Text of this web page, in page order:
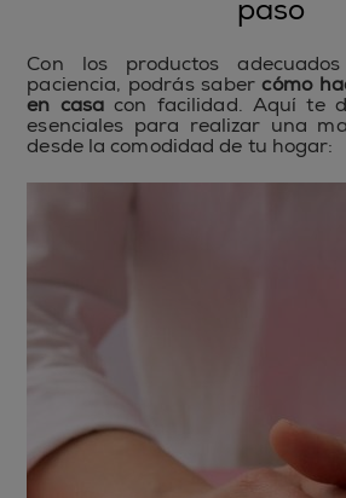
paso
Con los productos
paciencia, podrás sabercómo
en casa con facilidad. Aquí te
esenciales para realizar una
desde la comodidad de tu hogar: